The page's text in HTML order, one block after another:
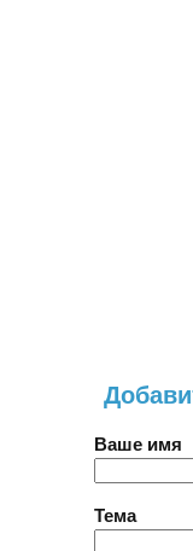
Ваше имя
Тема